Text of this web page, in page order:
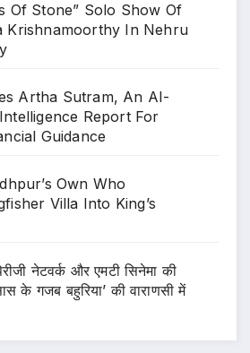
Of Stone” Solo Show Of
Krishnamoorthy In Nehru
Artha Sutram, An AI-
Report For
Guidance
Own Who
Villa Into King’s
नेटवर्क और एमटी सिनेमा की
के गजब बहुरिया’ की वाराणसी में